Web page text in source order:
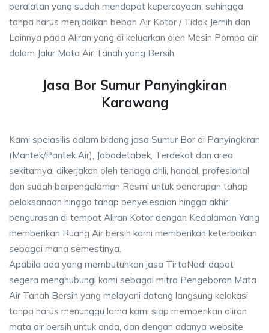
peralatan yang sudah mendapat kepercayaan, sehingga
tanpa harus menjadikan beban Air Kotor / Tidak Jernih dan
Lainnya pada Aliran yang di keluarkan oleh Mesin Pompa air
dalam Jalur Mata Air Tanah yang Bersih.
Jasa Bor Sumur Panyingkiran
Karawang
Kami speiasilis dalam bidang jasa Sumur Bor di Panyingkiran
(Mantek/Pantek Air), Jabodetabek, Terdekat dan area
sekitarnya, dikerjakan oleh tenaga ahli, handal, profesional
dan sudah berpengalaman Resmi untuk penerapan tahap
pelaksanaan hingga tahap penyelesaian hingga akhir
pengurasan di tempat Aliran Kotor dengan Kedalaman Yang
memberikan Ruang Air bersih kami memberikan keterbaikan
sebagai mana semestinya.
Apabila ada yang membutuhkan jasa TirtaNadi dapat
segera menghubungi kami sebagai mitra Pengeboran Mata
Air Tanah Bersih yang melayani datang langsung kelokasi
tanpa harus menunggu lama kami siap memberikan aliran
mata air bersih untuk anda, dan dengan adanya website